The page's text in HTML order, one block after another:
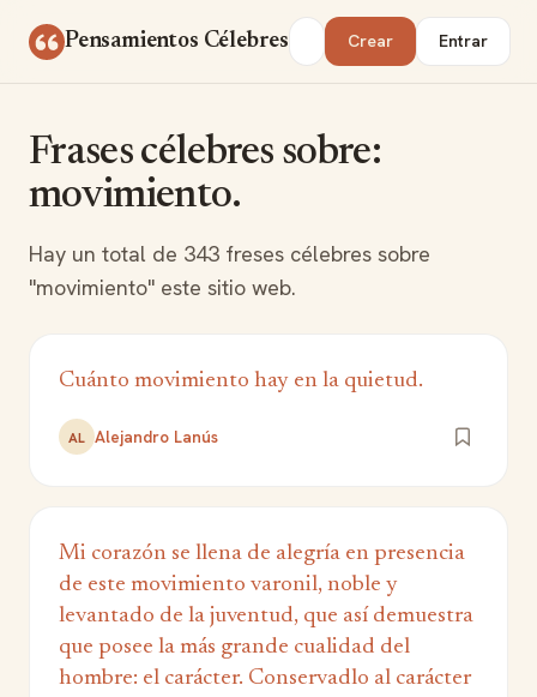
Pensamientos Célebres Buscar Crear Entrar
Frases célebres sobre:
movimiento.
Hay un total de 343 freses célebres sobre
"movimiento" este sitio web.
Cuánto movimiento hay en la quietud.
AL Alejandro Lanús
Mi corazón se llena de alegría en presencia
de este movimiento varonil, noble y
levantado de la juventud, que así demuestra
que posee la más grande cualidad del
hombre: el carácter. Conservadlo al carácter